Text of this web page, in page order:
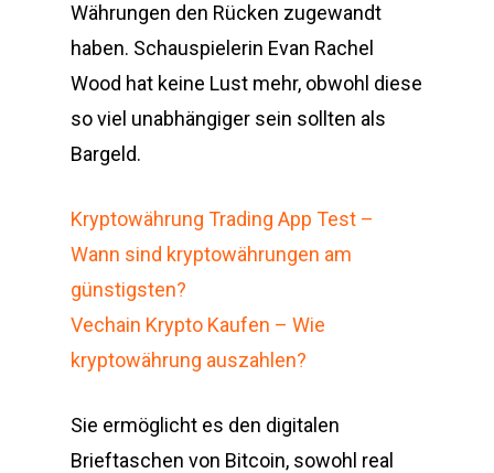
Währungen den Rücken zugewandt
haben. Schauspielerin Evan Rachel
Wood hat keine Lust mehr, obwohl diese
so viel unabhängiger sein sollten als
Bargeld.
Kryptowährung Trading App Test –
Wann sind kryptowährungen am
günstigsten?
Vechain Krypto Kaufen – Wie
kryptowährung auszahlen?
Sie ermöglicht es den digitalen
Brieftaschen von Bitcoin, sowohl real